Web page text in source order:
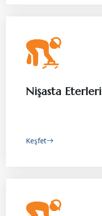
Nişasta Eterleri
Keşfet